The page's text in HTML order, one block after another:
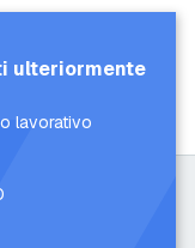
ulteriormente
lavorativo